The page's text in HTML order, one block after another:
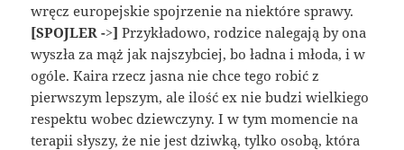
wręcz europejskie spojrzenie na niektóre sprawy.
[SPOJLER ->] Przykładowo, rodzice nalegają by ona
wyszła za mąż jak najszybciej, bo ładna i młoda, i w
ogóle. Kaira rzecz jasna nie chce tego robić z
pierwszym lepszym, ale ilość ex nie budzi wielkiego
respektu wobec dziewczyny. I w tym momencie na
terapii słyszy, że nie jest dziwką, tylko osobą, która